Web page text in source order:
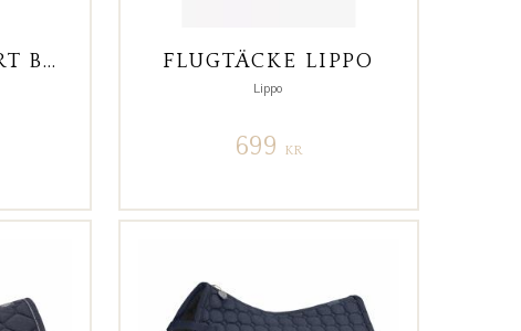
FLUGHUVA SPORT BASIC FLUGTÄCKE LIPPO
Lippo
699 KR